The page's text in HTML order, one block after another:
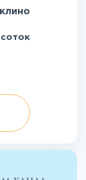
соток